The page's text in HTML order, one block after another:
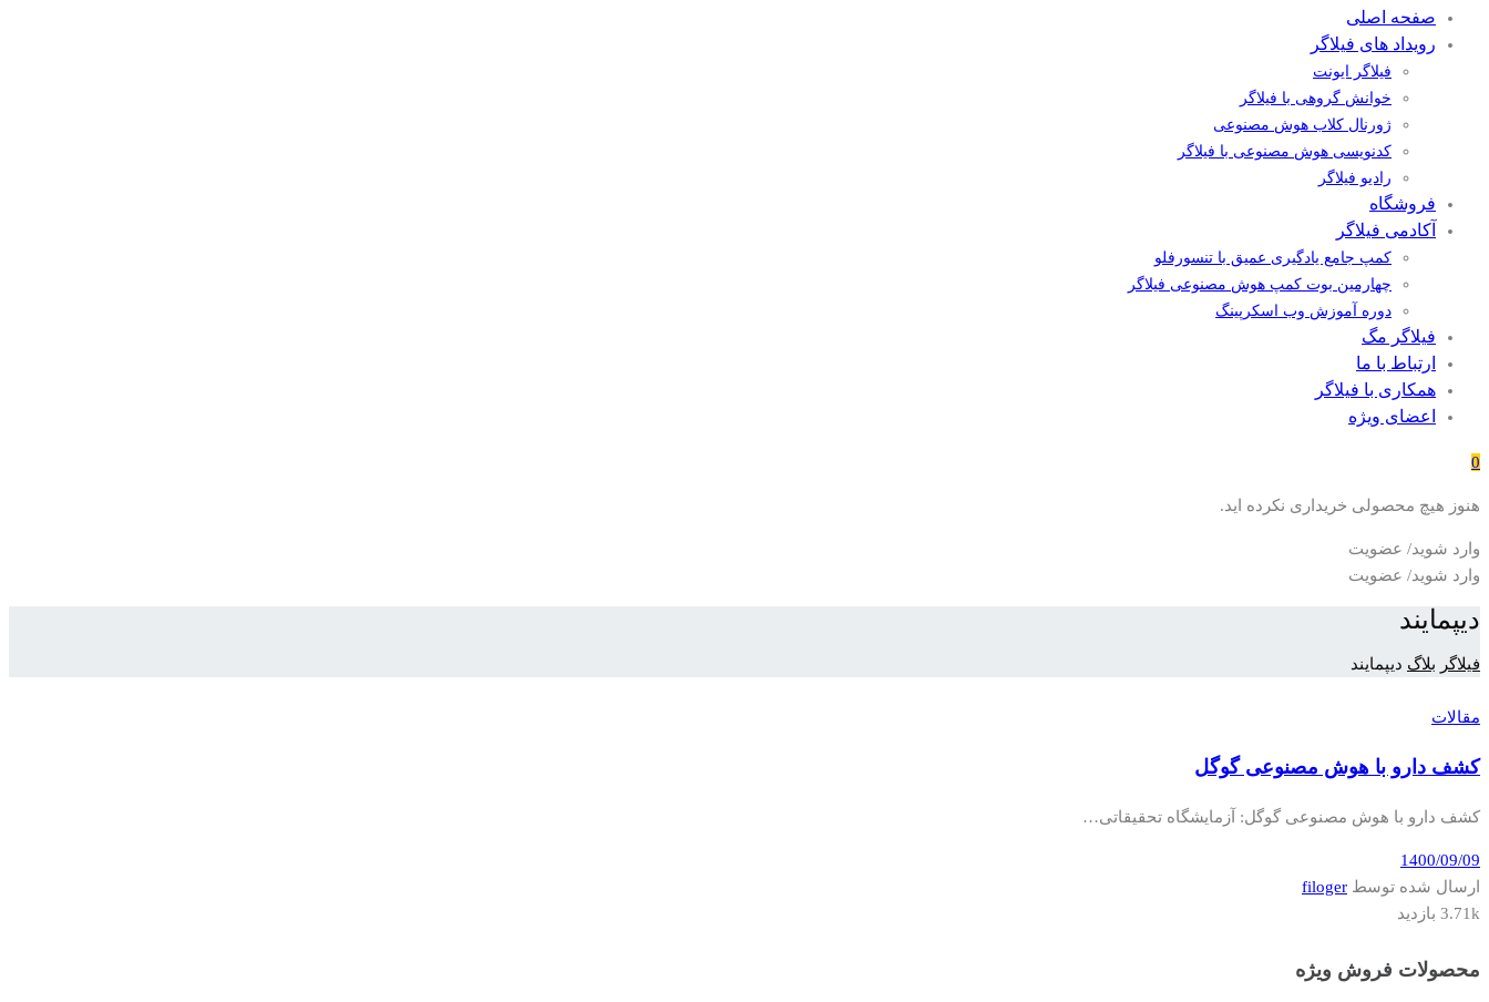
صفحه اصلی
رویداد های فیلاگر
فیلاگر ایونت
خوانش گروهی با فیلاگر
ژورنال کلاب هوش مصنوعی
کدنویسی هوش مصنوعی با فیلاگر
رادیو فیلاگر
فروشگاه
آکادمی فیلاگر
کمپ جامع یادگیری عمیق با تنسورفلو
چهارمین بوت کمپ هوش مصنوعی فیلاگر
دوره آموزش وب اسکرپینگ
فیلاگر مگ
ارتباط با ما
همکاری با فیلاگر
اعضای ویژه
0
هنوز هیچ محصولی خریداری نکرده اید.
وارد شوید/ عضویت
وارد شوید/ عضویت
دیپمایند
فیلاگر بلاگ دیپمایند
مقالات
کشف دارو با هوش مصنوعی گوگل
کشف دارو با هوش مصنوعی گوگل: آزمایشگاه تحقیقاتی…
1400/09/09
ارسال شده توسط filoger
3.71k بازدید
محصولات فروش ویژه